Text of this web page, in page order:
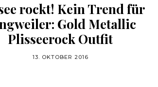
rockt! Kein Trend für
Gold Metallic
Plisseerock Outfit
13. OKTOBER 2016